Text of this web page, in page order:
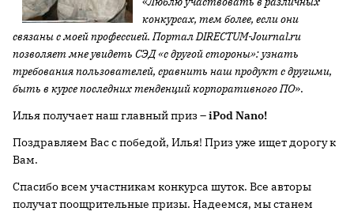
конкурсах, тем более, если они
связаны с моей профессией. Портал DIRECTUM-Journal.ru
позволяет мне увидеть СЭД «с другой стороны»: узнать
требования пользователей, сравнить наш продукт с другими,
быть в курсе последних тенденций корпоративного ПО».
Илья получает наш главный приз –iPodNano!
Поздравляем Вас с победой, Илья! Приз уже ищет дорогу к
Вам.
Спасибо всем участникам конкурса шуток. Все авторы
получат поощрительные призы. Надеемся, мы станем